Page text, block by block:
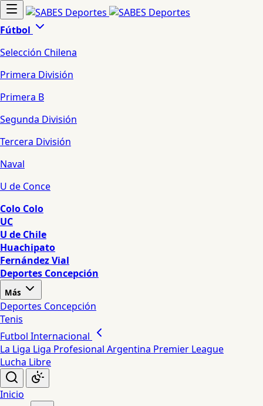
Fútbol
Selección Chilena
Primera División
Primera B
Segunda División
Tercera División
Naval
U de Conce
Colo Colo
UC
U de Chile
Huachipato
Fernández Vial
Deportes Concepción
Más
Deportes Concepción
Tenis
Futbol Internacional
La Liga Liga Profesional Argentina Premier League
Lucha Libre
Inicio